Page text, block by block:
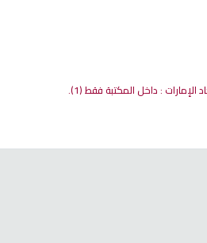
الإمارات : داخل المكتبة فقط(1).